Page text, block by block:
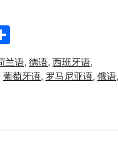
享
兰语 德语 西班牙语
葡萄牙语 罗马尼亚语 俄语